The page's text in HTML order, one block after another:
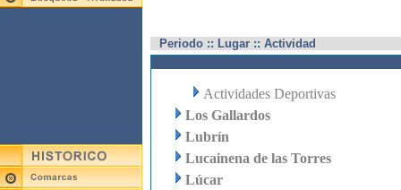
Periodo :: Lugar :: Actividad
Actividades Deportivas
Los Gallardos
Lubrín
Lucainena de las Torres
Lúcar